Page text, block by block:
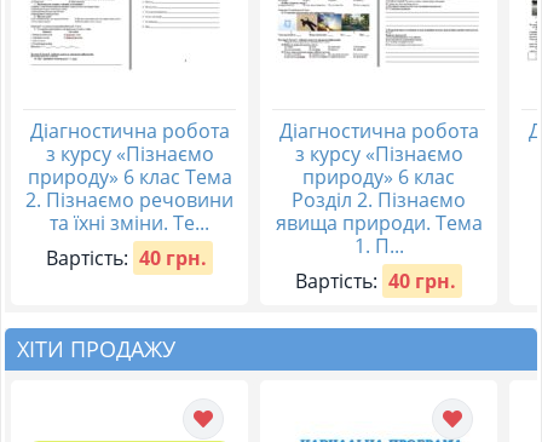
Діагностична робота
з курсу «Пізнаємо
природу» 6 клас Тема
2. Пізнаємо речовини
та їхні зміни. Те...
Вартість: 40 грн.
Діагностична робота
з курсу «Пізнаємо
природу» 6 клас
Розділ 2. Пізнаємо
явища природи. Тема
1. П...
Вартість: 40 грн.
ХІТИ ПРОДАЖУ